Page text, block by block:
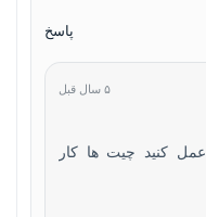
پاسخ
۵ سال قبل
کنید چیت ها کار